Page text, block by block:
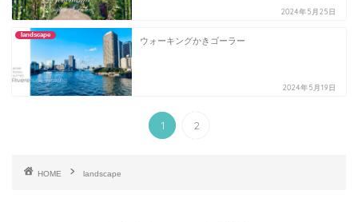
2024年5月25日
landscape
ウォーキングかきゴーラー
2024年5月19日
1 2
HOME landscape